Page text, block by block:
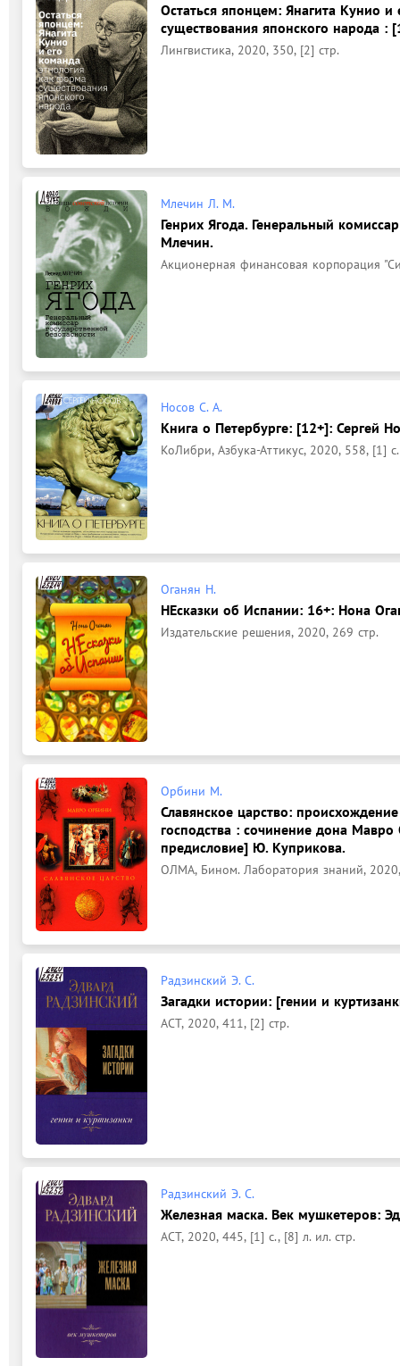
Остаться японцем: Янагита Кунио
существования японского народа :
Лингвистика, 2020, 350, [2] стр.
Млечин Л. М.
Генрих Ягода. Генеральный
Млечин.
Акционерная финансовая корпорация
Носов С. А.
Книга о Петербурге: [12+]: Сергей
КоЛибри, Азбука-Аттикус, 2020, 558, [1]
Оганян Н.
НЕсказки об Испании: 16+: Нона
Издательские решения, 2020, 269 стр.
Орбини М.
Славянское царство:
господства : сочинение дона
предисловие] Ю. Куприкова.
ОЛМА, Бином. Лаборатория знаний,
Радзинский Э. С.
Загадки истории: [гении и
АСТ, 2020, 411, [2] стр.
Радзинский Э. С.
Железная маска. Век мушкетеров:
АСТ, 2020, 445, [1] с., [8] л. ил. стр.